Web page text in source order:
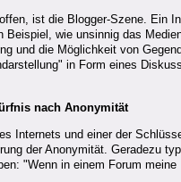
ist die Blogger-Szene. Ein
Beispiel, wie unsinnig das
und die Möglichkeit von
in Form eines
nach Anonymität
Internets und einer der
der Anonymität. Geradezu
"Wenn in einem Forum